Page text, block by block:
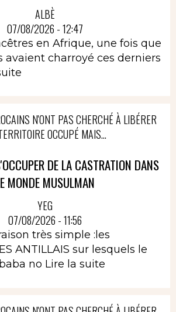
ALBÈ
07/08/2026 - 12:47
en Afrique, une fois que
avaient charroyé ces derniers
N'ONT PAS CHERCHÉ À LIBÉRER
OCCUPÉ MAIS...
DE LA CASTRATION DANS
MONDE MUSULMAN
YEG
07/08/2026 - 11:56
très simple :les
ANTILLAIS sur lesquels le
no Lire la suite